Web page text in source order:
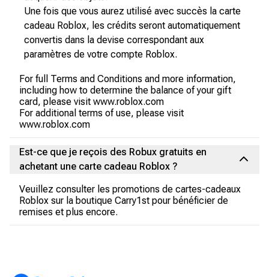
Une fois que vous aurez utilisé avec succès la carte
cadeau Roblox, les crédits seront automatiquement
convertis dans la devise correspondant aux
paramètres de votre compte Roblox.
For full Terms and Conditions and more information,
including how to determine the balance of your gift
card, please visit www.roblox.com
For additional terms of use, please visit
www.roblox.com
Est-ce que je reçois des Robux gratuits en
achetant une carte cadeau Roblox ?
Veuillez consulter les promotions de cartes-cadeaux
Roblox sur la boutique Carry1st pour bénéficier de
remises et plus encore.